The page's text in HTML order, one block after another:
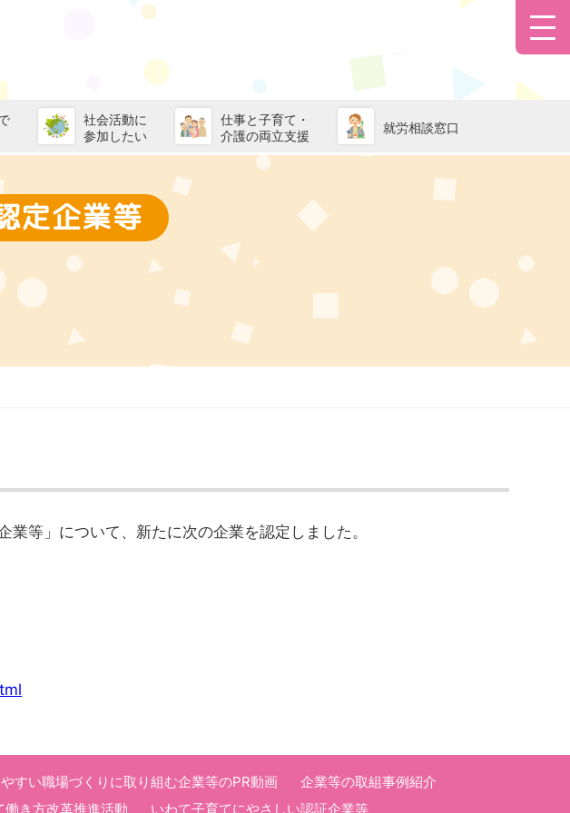
社会活動に
参加したい
仕事と子育て・
介護の両立支援
就労相談窓口
定企業等
等」について、新たに次の企業を認定しました。
すい職場づくりに取り組む企業等のPR動画
企業等の取組事例紹介
働き方改革推進活動 いわて子育てにやさしい認証企業等